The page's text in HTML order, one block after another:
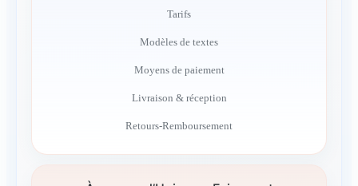
Tarifs
Modèles de textes
Moyens de paiement
Livraison & réception
Retours-Remboursement